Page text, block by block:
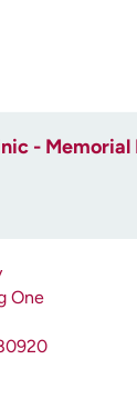
-
One